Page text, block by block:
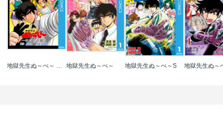
地獄先生ぬ～べ～ 一夜だけの復活 地獄先生ぬ～べ～ 地獄先生ぬ～べ～S 地獄先生ぬ～